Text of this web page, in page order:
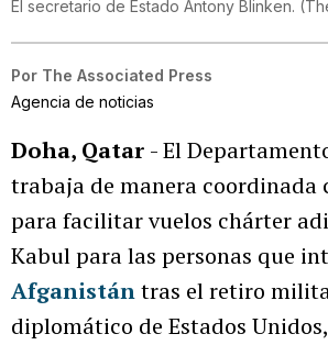
El secretario de Estado Antony Blinken. (
Por The Associated Press
Agencia de noticias
Doha, Qatar - El
trabaja de manera coordinada
para facilitar vuelos chárter
Kabul para las personas que
Afganistántras el retiro
diplomático de Estados